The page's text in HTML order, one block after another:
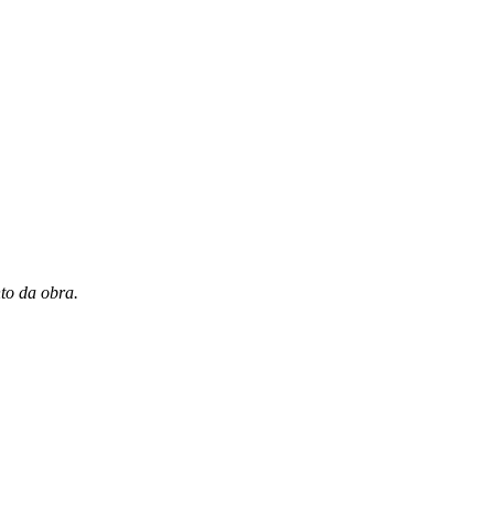
da obra.